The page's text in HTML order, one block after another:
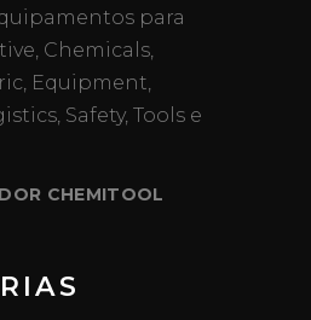
para
Chemicals,
Equipment,
Safety, Tools e
CHEMITOOL